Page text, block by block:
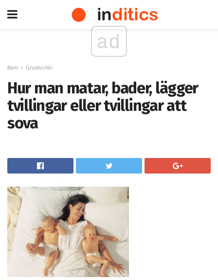
ad
Barn Grudnichki
Hur man matar, bader, lägger
tvillingar eller tvillingar att
sova